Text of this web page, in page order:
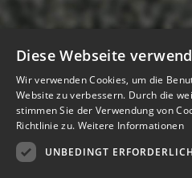
Diese Webseite
Wir verwenden Cookies, um die
Website zu verbessern. Durch die
stimmen Sie der Verwendung von
Richtlinie zu. Weitere Informationen
UNBEDINGT ERFORDERLICH